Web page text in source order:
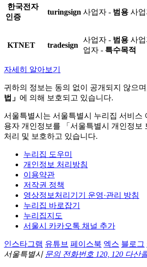
한국전자
인증
turingsign 사업자 - 범용 사
KTNET tradesign
사업자 - 범용 사
업자 - 특수목적
자세히 알아보기
귀하의 정보는 동의 없이 공개되지 않으
법」 에 의해 보호되고 있습니다.
서울특별시는 서울특별시 누리집 서비스
용자 개인정보를 「서울특별시 개인정보
처리 및 보호하고 있습니다.
누리집 도우미
개인정보 처리방침
이용약관
저작권 정책
영상정보처리기기 운영·관리 방침
누리집 바로잡기
누리집지도
서울시 카카오톡 채널 추가
인스타그램 유튜브 페이스북 엑스 블로그
서울특별시 문의 전화번호 120, 120 다산